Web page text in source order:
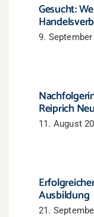
Gesucht:
9.
Reiprich
11. August
Ausbildung
21.